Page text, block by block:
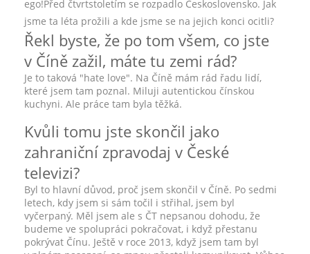
ego!Před čtvrtstoletím se rozpadlo Československo. Jak
jsme ta léta prožili a kde jsme se na jejich konci ocitli?
Řekl byste, že po tom všem, co jste
v Číně zažil, máte tu zemi rád?
Je to taková "hate love". Na Číně mám rád řadu lidí,
které jsem tam poznal. Miluji autentickou čínskou
kuchyni. Ale práce tam byla těžká.
Kvůli tomu jste skončil jako
zahraniční zpravodaj v České
televizi?
Byl to hlavní důvod, proč jsem skončil v Číně. Po sedmi
letech, kdy jsem si sám točil i střihal, jsem byl
vyčerpaný. Měl jsem ale s ČT nepsanou dohodu, že
budeme ve spolupráci pokračovat, i když přestanu
pokrývat Čínu. Ještě v roce 2013, když jsem tam byl